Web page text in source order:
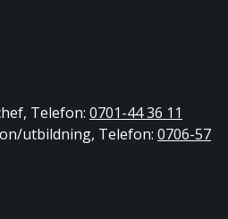
Telefon: 0701-44 36 11
utbildning, Telefon: 0706-57